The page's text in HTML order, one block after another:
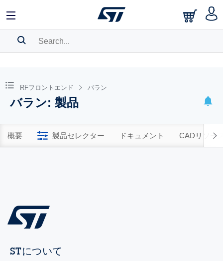
BOOKMARK
Pleaselog into show your saved searches.
RFフロントエンド バラン
バラン: 製品
概要 製品セレクター ドキュメント CADリソー
STについて